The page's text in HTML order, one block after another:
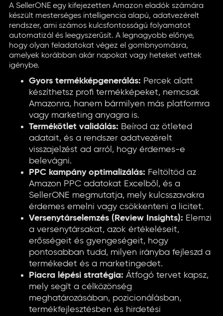
A SellerONE egy kifejezetten Amazon eladók számára
készült mesterséges intelligencia alapú, adatvezérelt
rendszer, ami számos kulcsfontosságú folyamatot
automatizál és leegyszerűsít. A legnagyobb előnye,
hogy olyan feladatokat végez el gombnyomásra,
amelyek korábban akár napokat vagy heteket vettek
igénybe.
Gyors termékképgenerálás: Percek alatt
készíthetsz profi termékképeket, nemcsak
Amazonra, hanem bármilyen más platformra
vagy marketing anyagra is.
Termékötlet validálás: Beírod az ötleted
adatait, és a rendszer adatvezérelt
visszajelzést ad arról, hogy érdemes-e
belevágni.
PPC kampány optimalizálás: Feltöltöd az
Amazon PPC adatokat Excelből, és a
SellerONE megmutatja, mely kulcsszavakra
érdemes emelni vagy csökkenteni a licitet.
Versenytárselemzés (Review Insights): Elemzi
a versenytársakat, azok értékeléseit,
erősségeit és gyengeségeit, hogy
pontosabban tudd, milyen irányba fejleszd a
termékedet és a marketingedet.
Piacra lépési stratégia: Átfogó tervet kapsz,
mely segít a célközönség
meghatározásában, pozicionálásban,
termékfejlesztésben és hirdetési